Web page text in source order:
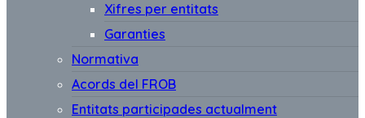
Xifres per entitats
Garanties
Normativa
Acords del FROB
Entitats participades actualment